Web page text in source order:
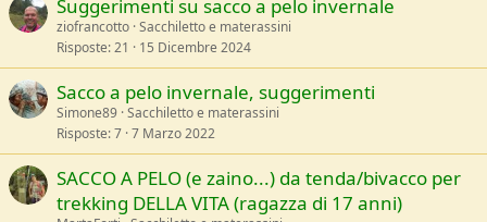
Suggerimenti su sacco a pelo invernale
ziofrancotto Sacchiletto e materassini
Risposte 21 15 Dicembre 2024
Sacco a pelo invernale, suggerimenti
Simone89 Sacchiletto e materassini
Risposte 7 7 Marzo 2022
SACCO A PELO (e zaino...) da tenda/bivacco per
trekking DELLA VITA (ragazza di 17 anni)